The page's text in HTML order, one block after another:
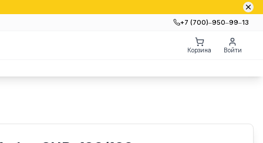
+7 (700)‒950‒99‒13
Корзина Войти